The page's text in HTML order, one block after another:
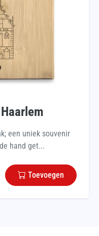
een uniek souvenir
hand get...
Toevoegen